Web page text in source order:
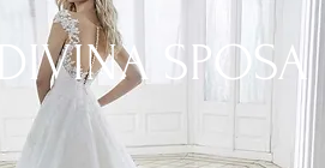
DIVINA SPOSA